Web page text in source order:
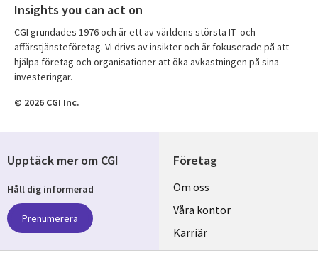
Insights you can act on
CGI grundades 1976 och är ett av världens största IT- och
affärstjänsteföretag. Vi drivs av insikter och är fokuserade på att
hjälpa företag och organisationer att öka avkastningen på sina
investeringar.
© 2026 CGI Inc.
Företag
Useful
links
SWEDEN
Om oss
Våra kontor
Karriär
Hållbarhet
Upptäck mer om CGI
Håll dig informerad
Prenumerera